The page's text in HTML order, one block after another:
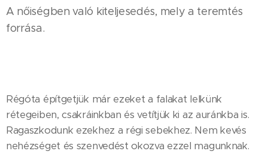
A nőiségben való kiteljesedés, mely a teremtés
forrása.
Régóta építgetjük már ezeket a falakat lelkünk
rétegeiben, csakráinkban és vetítjük ki az auránkba is.
Ragaszkodunk ezekhez a régi sebekhez. Nem kevés
nehézséget és szenvedést okozva ezzel magunknak.